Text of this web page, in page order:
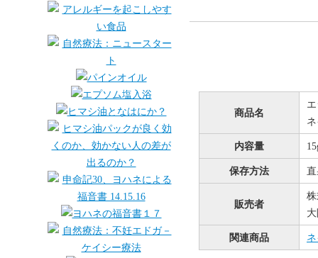
商品名
内容量
保存方法
販売者
関連商品